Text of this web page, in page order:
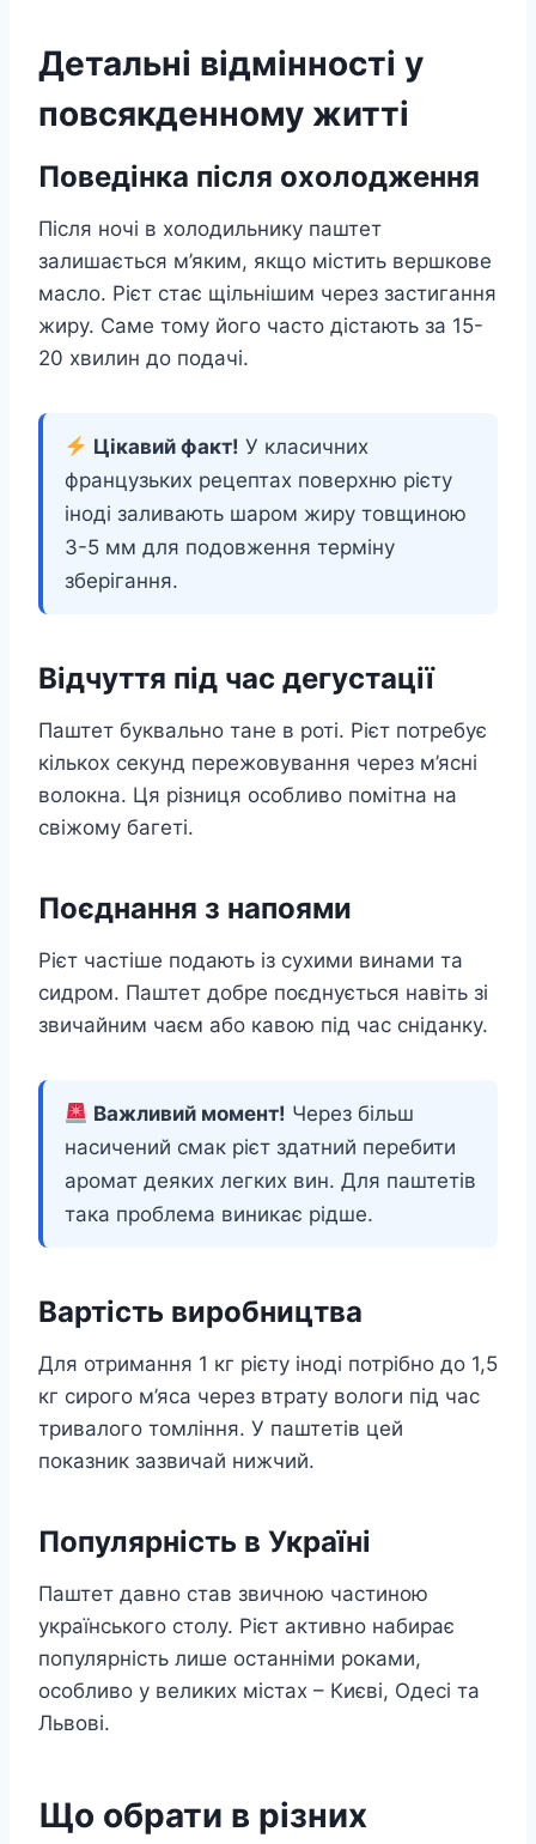
Детальні відмінності у
повсякденному житті
Поведінка після охолодження
Після ночі в холодильнику паштет
залишається м’яким, якщо містить вершкове
масло. Рієт стає щільнішим через застигання
жиру. Саме тому його часто дістають за 15-
20 хвилин до подачі.
Цікавий факт! У класичних
французьких рецептах поверхню рієту
іноді заливають шаром жиру товщиною
3-5 мм для подовження терміну
зберігання.
Відчуття під час дегустації
Паштет буквально тане в роті. Рієт потребує
кількох секунд пережовування через м’ясні
волокна. Ця різниця особливо помітна на
свіжому багеті.
Поєднання з напоями
Рієт частіше подають із сухими винами та
сидром. Паштет добре поєднується навіть зі
звичайним чаєм або кавою під час сніданку.
Важливий момент! Через більш
насичений смак рієт здатний перебити
аромат деяких легких вин. Для паштетів
така проблема виникає рідше.
Вартість виробництва
Для отримання 1 кг рієту іноді потрібно до 1,5
кг сирого м’яса через втрату вологи під час
тривалого томління. У паштетів цей
показник зазвичай нижчий.
Популярність в Україні
Паштет давно став звичною частиною
українського столу. Рієт активно набирає
популярність лише останніми роками,
особливо у великих містах – Києві, Одесі та
Львові.
Що обрати в різних